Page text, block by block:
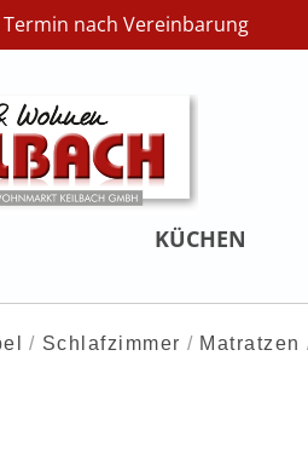
nach Vereinbarung
KÜCHEN
Schlafzimmer Matratzen